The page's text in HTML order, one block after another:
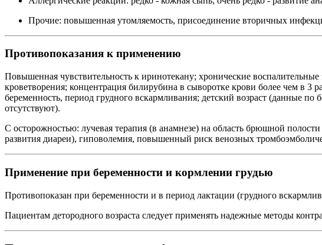
Прочие: повышенная утомляемость, присоединение вторичных
Противопоказания к применению
Повышенная чувствительность к иринотекану; хронические
кроветворения; концентрация билирубина в сыворотке крови более чем в
беременность, период грудного вскармливания; детский возраст (данные по
отсутствуют).
С осторожностью: лучевая терапия (в анамнезе) на область брюшной
развития диареи), гиповолемия, повышенный риск венозных
Применение при беременности и кормлении грудью
Противопоказан при беременности и в период лактации (грудного
Пациентам детородного возраста следует применять надежные методы